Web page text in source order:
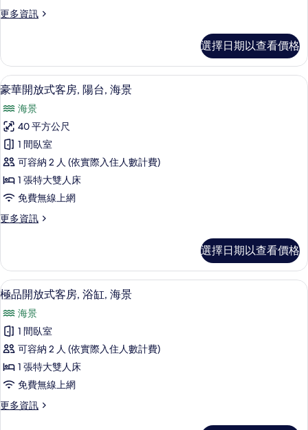
房,
市
景
觀,
海
濱
的
所
有
相
片
更多資訊
更
開
放
式
房,
城
市
景
觀,
海
濱
的
情
選擇日期以查看價格
顯
豪
華
開
放
式
房,
台,
海
景
的
所
有
相
片
低過敏寢具、書桌、筆電工作空間、隔
11
豪華開放式客房, 陽台, 海景
海景
40 平方公尺
1 間臥室
可容納 2 人 (依實際入住人數計費)
1 張特大雙人床
免費無線上網
更多資訊
更
開
放
式
房,
陽
台,
海
景
的
詳
情
選擇日期以查看價格
顯
極
品
開
放
客
極品開放式客房, 浴缸, 海景 | 低過敏
15
極品開放式客房, 浴缸, 海景
海景
1 間臥室
可容納 2 人 (依實際入住人數計費)
1 張特大雙人床
免費無線上網
更多資訊
更